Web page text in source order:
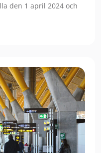
den 1 april 2024 och